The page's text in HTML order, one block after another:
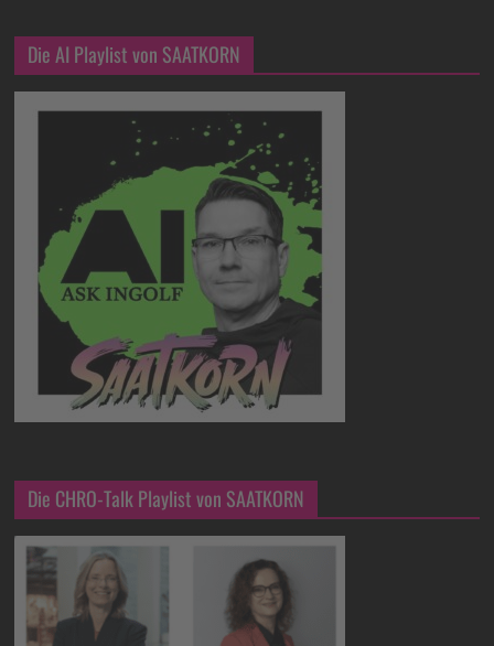
Die AI Playlist von SAATKORN
Die CHRO-Talk Playlist von SAATKORN